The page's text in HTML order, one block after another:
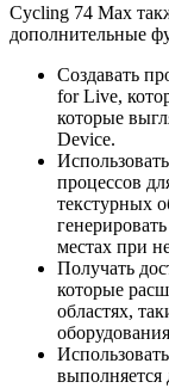
Cycling 74 Max
дополнительные
Создавать
for Live,
которые
Device.
процессов
текстурных
местах при
Получать
которые
областях,
выполняется